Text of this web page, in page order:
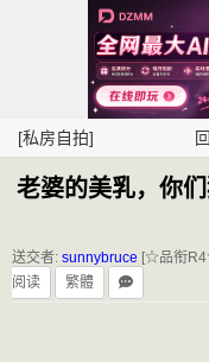
[私房自拍]
老婆的美乳，你
送交者: sunnybruce [☆品衔
阅读
繁體